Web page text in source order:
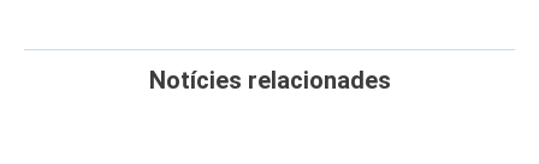
Notícies relacionades